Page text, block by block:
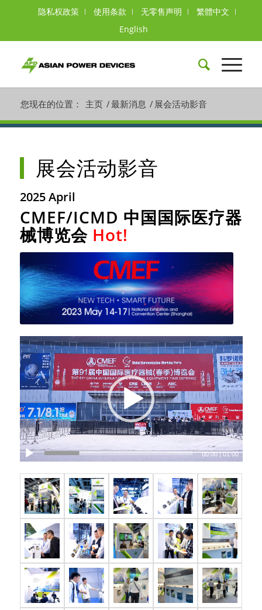
隐私权政策 使用条款 无零售声明
繁體中文
English
您现在的位置： 主页 /最新消息 / 展会活动影音
展会活动影音
2025 April
CMEF/ICMD 中国国际医疗器
械博览会 Hot!
00:00|01:00